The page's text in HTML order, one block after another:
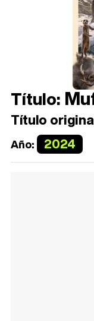
Título:
Título
Año: 2024